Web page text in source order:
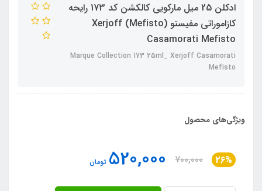
ادکلن 25 میل مارکویی کالکشن کد 173 رایحه
کازاموراتی مفیستو (Mefisto) Xerjoff
Casamorati Mefisto
Marque Collection 173 25ml_ Xerjoff Casamorati
Mefisto
ویژگی‌های محصول
26%
700,000
520,000 تومان